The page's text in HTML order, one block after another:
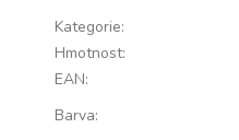
Kategorie:
Hmotnost:
EAN:
Barva: